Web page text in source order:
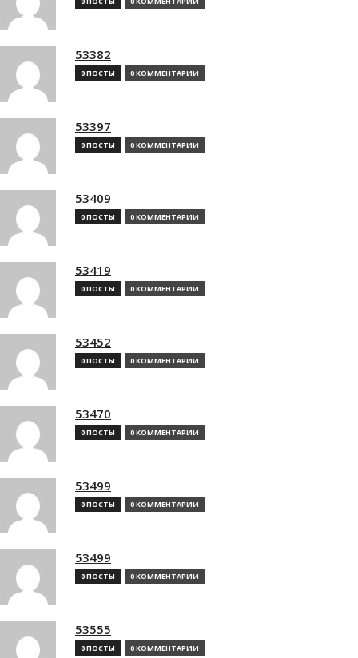
53382
0 ПОСТЫ 0 КОММЕНТАРИИ
53397
0 ПОСТЫ 0 КОММЕНТАРИИ
53409
0 ПОСТЫ 0 КОММЕНТАРИИ
53419
0 ПОСТЫ 0 КОММЕНТАРИИ
53452
0 ПОСТЫ 0 КОММЕНТАРИИ
53470
0 ПОСТЫ 0 КОММЕНТАРИИ
53499
0 ПОСТЫ 0 КОММЕНТАРИИ
53499
0 ПОСТЫ 0 КОММЕНТАРИИ
53555
0 ПОСТЫ 0 КОММЕНТАРИИ